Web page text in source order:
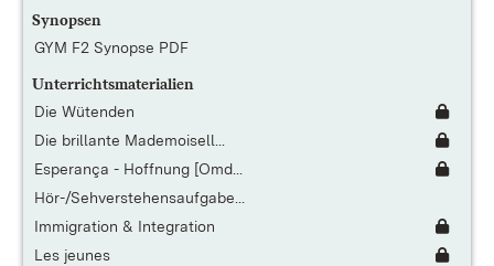
Synopsen
GYM F2 Synopse PDF
Unterrichtsmaterialien
Die Wütenden
Die brillante Mademoisell...
Esperança - Hoffnung [Omd...
Hör-/Sehverstehensaufgabe...
Immigration & Integration
Les jeunes